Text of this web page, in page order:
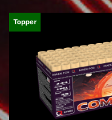
Topper